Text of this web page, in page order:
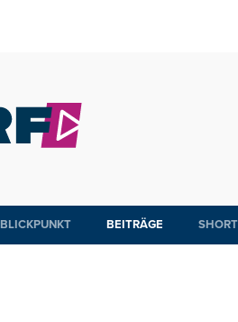
BLICKPUNKT BEITRÄGE